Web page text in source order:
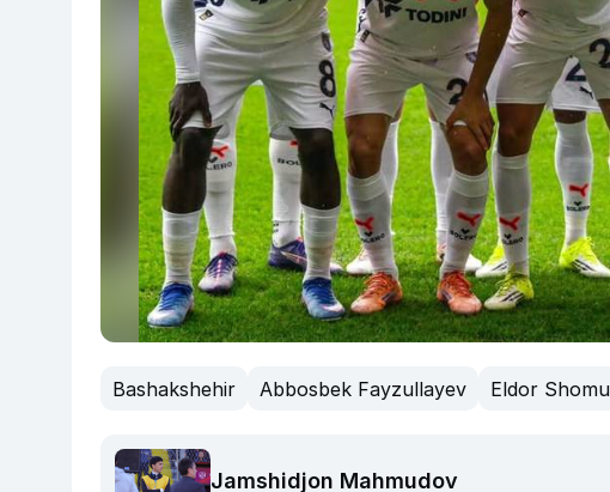
Bashakshehir Abbosbek Fayzullayev Eldor
Jamshidjon Mahmudov